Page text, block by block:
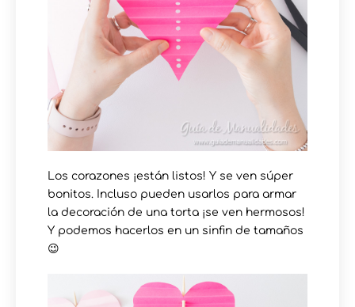
Los corazones ¡están listos! Y se ven súper
bonitos. Incluso pueden usarlos para armar
la decoración de una torta ¡se ven hermosos!
Y podemos hacerlos en un sinfin de tamaños
😉